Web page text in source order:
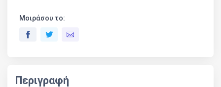
Μοιράσου το:
Περιγραφή